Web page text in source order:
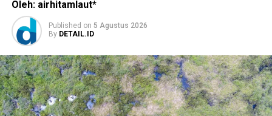
Oleh: airhitamlaut*
Published on 5 Agustus 2026
By DETAIL.ID